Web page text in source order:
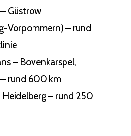
Güstrow
Vorpommern) – rund
– Bovenkarspel,
rund 600 km
Heidelberg – rund 250